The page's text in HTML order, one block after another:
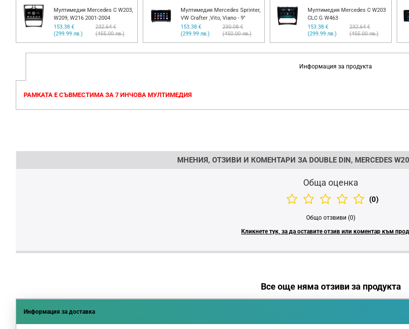
Мултимедия Mercedes E W211,
CLS W219,G W463 - 9"
153.38 €
(299.99 лв.)
260.76 €
(510.00 лв.)
Мултимедия Mercedes C W203,
W209, W216 2001-2004
153.38 €
(299.99 лв.)
232.64 €
(455.00 лв.)
Мултимедия Mercedes Sprinter,
VW Crafter ,Vito, Viano - 9"
153.38 €
(299.99 лв.)
230.08 €
(450.00 лв.)
Информация за продукта
РАМКАТА Е СЪВМЕСТИМА ЗА 7 ИНЧОВА МУЛТИМЕДИЯ
МНЕНИЯ, ОТЗИВИ И КОМЕНТАРИ ЗА DOUBLE DIN, MERCEDES
Обща оценка
(0)
Общо отзвиви (0)
Кликнете тук, за да оставите отзив или коментар към
Все още няма отзиви за продукта
Информация за доставка